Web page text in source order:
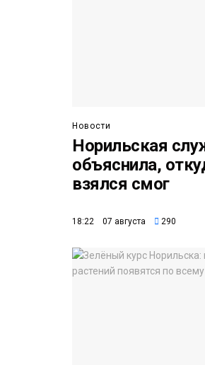
Новости
Норильская
объяснила,
взялся смог
18:22 07 августа 290